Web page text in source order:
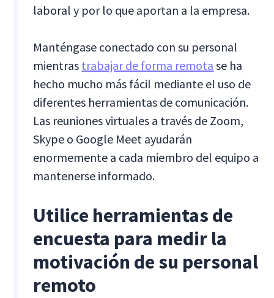
laboral y por lo que aportan a la empresa.
Manténgase conectado con su personal
mientras trabajar de forma remota se ha
hecho mucho más fácil mediante el uso de
diferentes herramientas de comunicación.
Las reuniones virtuales a través de Zoom,
Skype o Google Meet ayudarán
enormemente a cada miembro del equipo a
mantenerse informado.
Utilice herramientas de
encuesta para medir la
motivación de su personal
remoto